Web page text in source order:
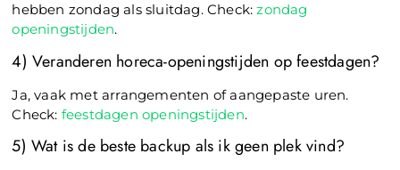
hebben zondag als sluitdag. Check:zondag
openingstijden.
4) Veranderen horeca-openingstijden op feestdagen?
Ja, vaak met arrangementen of aangepaste uren.
Check: feestdagen openingstijden.
5) Wat is de beste backup als ik geen plek vind?